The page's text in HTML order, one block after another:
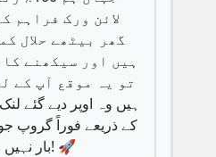
لائن ورک فراہم
گھر بیٹھے حلال
ہیں اور سیکھنے
تو یہ موقع آپ کے
کے ذریعے فوراً گروپ
بار نہیں ملتا، فیصلہ آج کریں! 🚀